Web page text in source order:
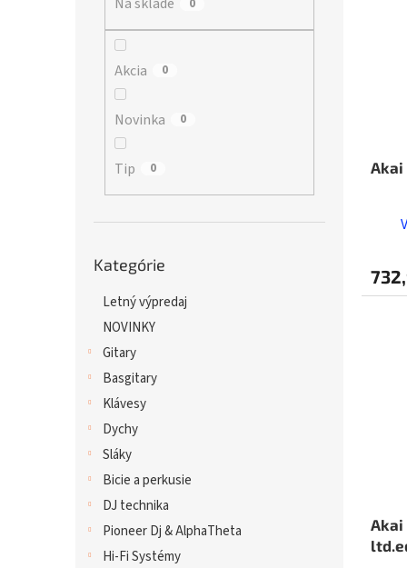
0
Akcia 0
Novinka 0
Tip 0
kategórie
Kategórie
Letný výpredaj
NOVINKY
Gitary
Basgitary
Klávesy
Dychy
Sláky
Bicie a perkusie
DJ technika
Pioneer Dj & AlphaTheta
Hi-Fi Systémy
Akai
Akai